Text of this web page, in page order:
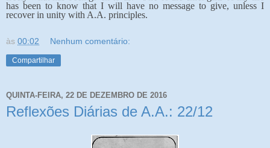
has been to know that I will have no message to give, unless I
recover in unity with A.A. principles.
às 00:02 Nenhum comentário:
Compartilhar
QUINTA-FEIRA, 22 DE DEZEMBRO DE 2016
Reflexões Diárias de A.A.: 22/12